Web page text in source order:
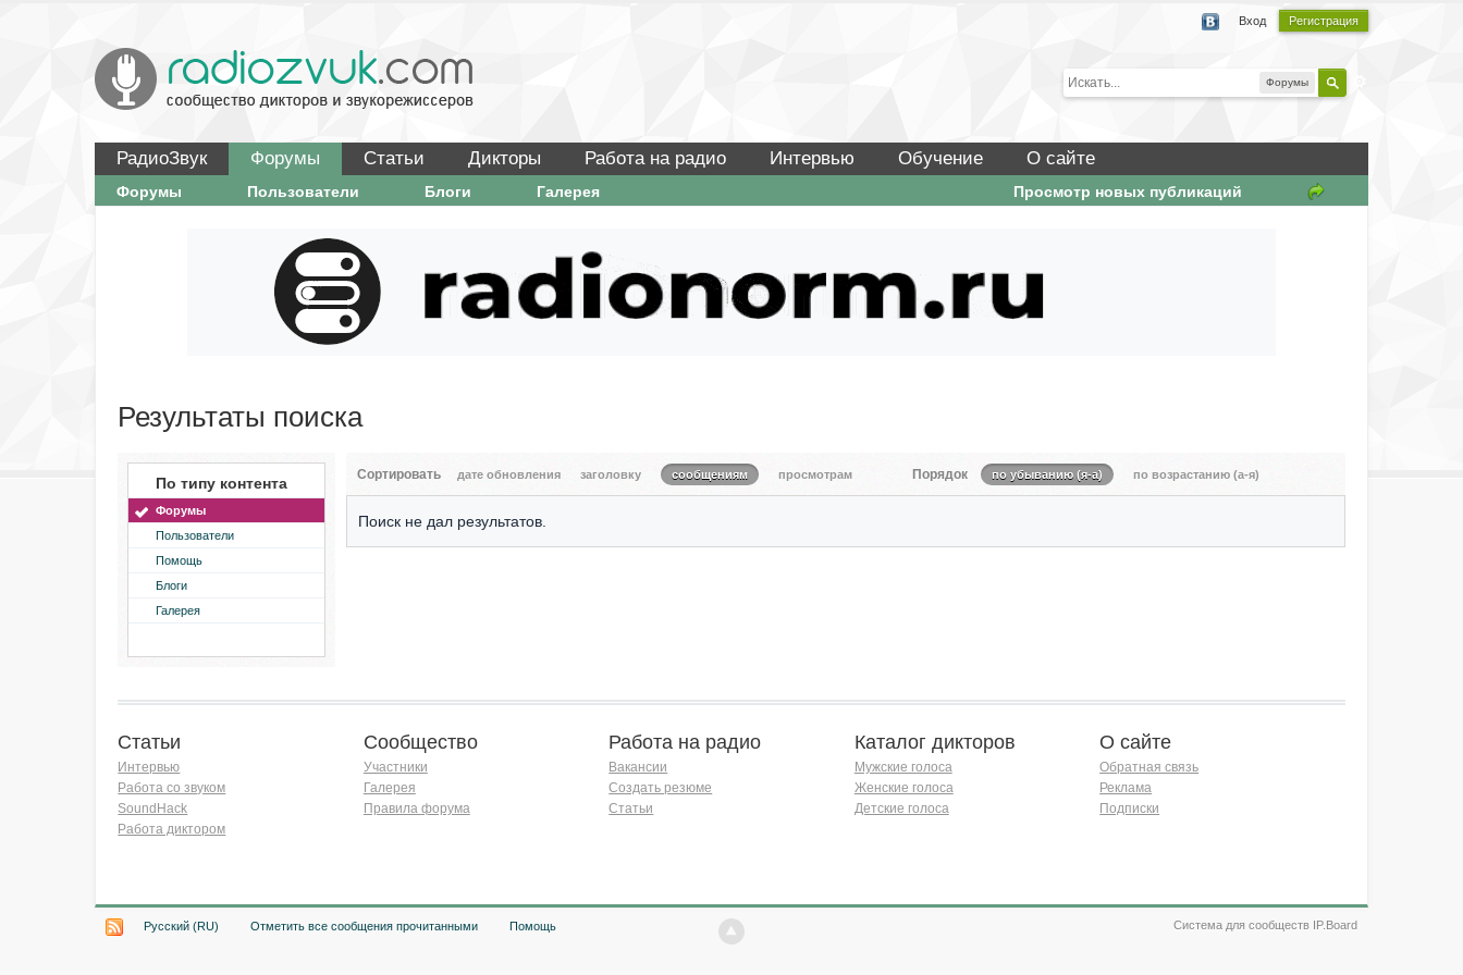
Вход Регистрация
Форумы
РадиоЗвук Форумы Статьи Дикторы Работа на радио Интервью Обучение О сайте
Просмотр новых публикаций
Форумы Пользователи Блоги Галерея
Результаты поиска
По типу контента
Форумы
Пользователи
Помощь
Блоги
Галерея
Сортировать дате обновления заголовку сообщениям просмотрам Порядок по убыванию (я-а) по возрастанию (а-я)
Поиск не дал результатов.
Статьи
Интервью
Работа со звуком
SoundHack
Работа диктором
Сообщество
Участники
Галерея
Правила форума
Работа на радио
Вакансии
Создать резюме
Статьи
Каталог дикторов
Мужские голоса
Женские голоса
Детские голоса
О сайте
Обратная связь
Реклама
Подписки
Русский (RU) Отметить все сообщения прочитанными Помощь Система для сообществ IP.Board